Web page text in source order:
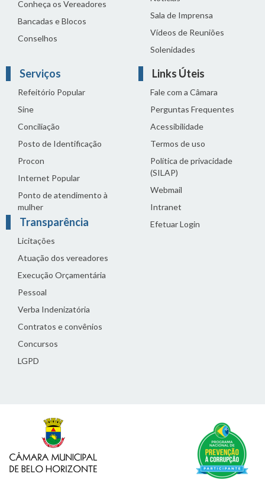
Conheça os Vereadores
Bancadas e Blocos
Conselhos
Sala de Imprensa
Vídeos de Reuniões
Solenidades
Serviços
Refeitório Popular
Sine
Conciliação
Posto de Identificação
Procon
Internet Popular
Ponto de atendimento à
mulher
Transparência
Licitações
Atuação dos vereadores
Execução Orçamentária
Pessoal
Verba Indenizatória
Contratos e convênios
Concursos
LGPD
Links Úteis
Fale com a Câmara
Perguntas Frequentes
Acessibilidade
Termos de uso
Política de privacidade
(SILAP)
Webmail
Intranet
Efetuar Login